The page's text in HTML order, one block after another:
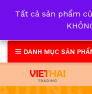
DANH MỤC SẢN
Tất cả sản phẩm